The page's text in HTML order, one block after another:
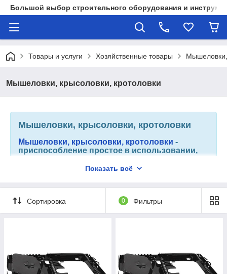
Большой выбор строительного оборудования и
Товары и услуги Хозяйственные товары Мышеловки,
Мышеловки, крысоловки, кротоловки
Мышеловки, крысоловки, кротоловки
Мышеловки, крысоловки, кротоловки -
приспособление простое в использовании,
высокоэффективное не имеющее вредных
веществ. Служит для ловли мелких
Показать всё
Сортировка 0 Фильтры